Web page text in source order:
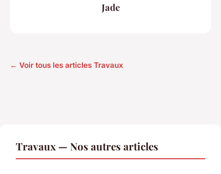
Jade
← Voir tous les articles Travaux
Travaux — Nos autres articles